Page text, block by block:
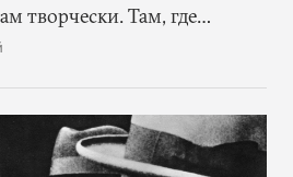
творчески. Там, где
в революционном угаре,
и перекрывая вскрывшиеся